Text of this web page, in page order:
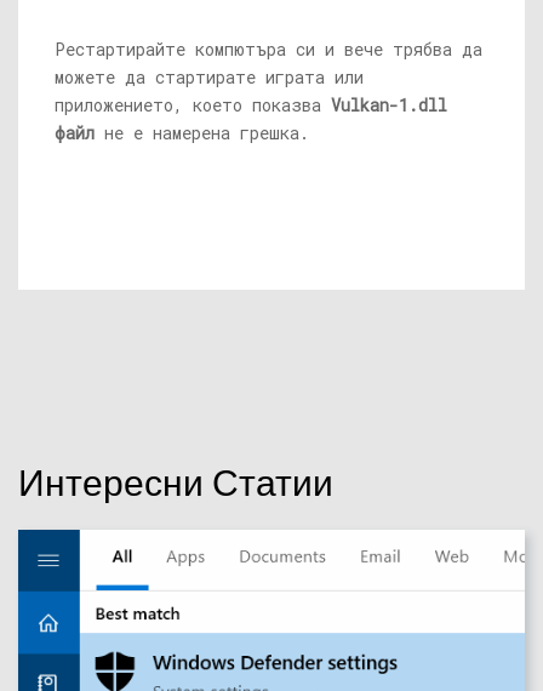
Рестартирайте компютъра си и вече трябва да
можете да стартирате играта или
приложението, което показва Vulkan-1.dll
файл не е намерена грешка.
Интересни Статии